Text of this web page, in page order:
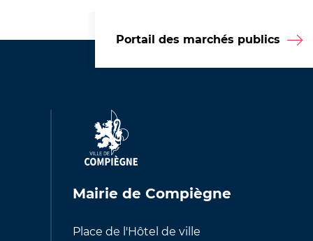
Portail des marchés publics
Mairie de Compiègne
Place de l'Hôtel de ville